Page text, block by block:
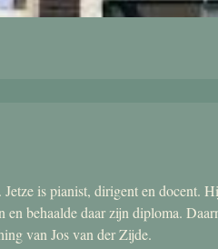
is pianist, dirigent en docent.
behaalde daar zijn diploma.
van Jos van der Zijde.